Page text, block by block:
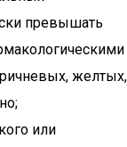
превышать
желтых,
или